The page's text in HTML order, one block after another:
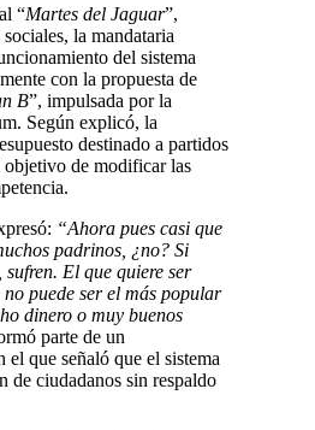
“Martes del Jaguar”,
la mandataria
del sistema
con la propuesta de
B”, impulsada por la
Según explicó, la
destinado a partidos
de modificar las
“Ahora pues casi que
padrinos, ¿no? Si
El que quiere ser
puede ser el más popular
dinero o muy buenos
parte de un
que señaló que el sistema
de ciudadanos sin respaldo